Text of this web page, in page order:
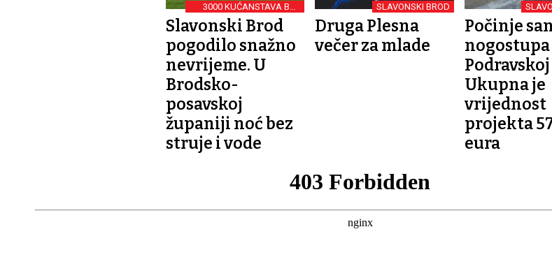
3000 KUĆANSTAVA BEZ
STRUJE
Slavonski Brod
pogodilo snažno
nevrijeme. U
Brodsko-
posavskoj
županiji noć bez
struje i vode
SLAVONSKI BROD
Druga Plesna
večer za mlade
Počinje
nogostupa
Ukupna je
vrijednost
projekta
eura